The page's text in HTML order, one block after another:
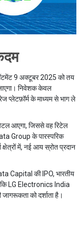
9 अक्टूबर 2025 को तय
निवेशक केवल
प्लेटफ़ॉर्म के माध्यम से भाग ले
आएगा, जिससे वह रिटेल
Group के पारस्परिक
में, नई आय स्रोत प्रदान
Capital की IPO, भारतीय
LG Electronics India
को दर्शाता है।